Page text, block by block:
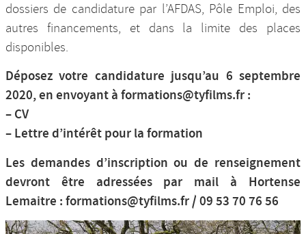
dossiers de candidature par l’AFDAS, Pôle Emploi, des
autres financements, et dans la limite des places
disponibles.
Déposez votre candidature jusqu’au 6 septembre
2020, en envoyant à formations@tyfilms.fr :
– CV
– Lettre d’intérêt pour la formation
Les demandes d’inscription ou de renseignement
devront être adressées par mail à Hortense
Lemaitre : formations@tyfilms.fr / 09 53 70 76 56